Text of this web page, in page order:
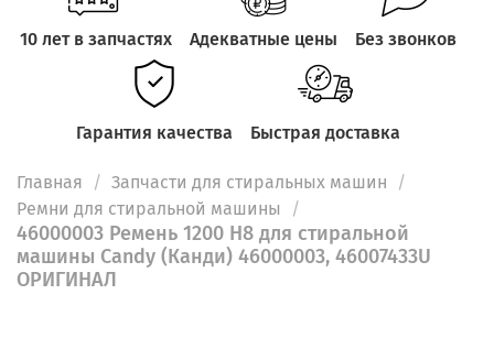
10 лет в запчастях Адекватные цены Без звонков
Гарантия качества Быстрая доставка
Главная
Запчасти для стиральных машин
Ремни для стиральной машины
46000003 Ремень 1200 H8 для стиральной
машины Candy (Канди) 46000003, 46007433U
ОРИГИНАЛ